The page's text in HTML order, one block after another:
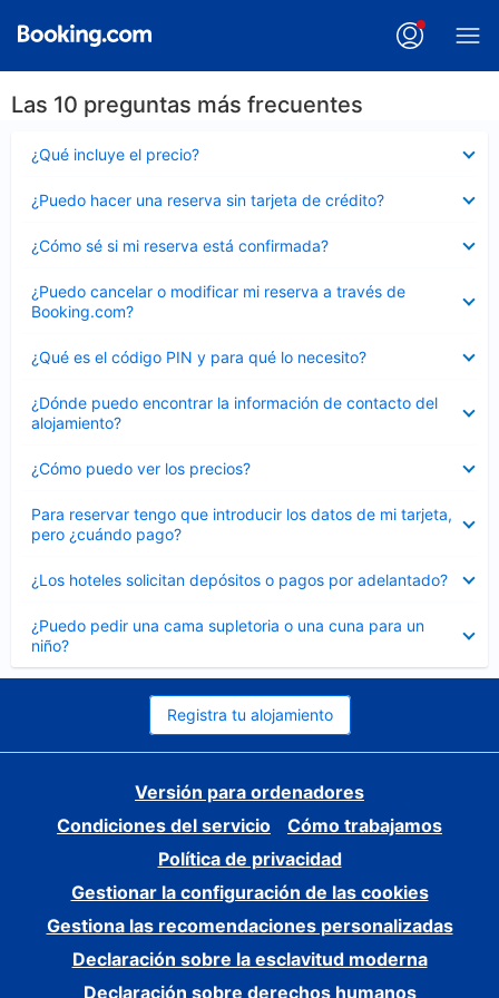
Las 10 preguntas más frecuentes
¿Qué incluye el precio?
cerrado
¿Puedo hacer una reserva sin tarjeta de crédito?
cerrado
¿Cómo sé si mi reserva está confirmada?
cerrado
¿Puedo cancelar o modificar mi reserva a través de
Booking.com?
cerrado
¿Qué es el código PIN y para qué lo necesito?
cerrado
¿Dónde puedo encontrar la información de contacto del
alojamiento?
cerrado
¿Cómo puedo ver los precios?
cerrado
Para reservar tengo que introducir los datos de mi tarjeta,
pero ¿cuándo pago?
cerrado
¿Los hoteles solicitan depósitos o pagos por adelantado?
cerrado
¿Puedo pedir una cama supletoria o una cuna para un
niño?
cerrado
Registra tu alojamiento
Versión para ordenadores
Condiciones del servicio
Cómo trabajamos
Política de privacidad
Gestionar la configuración de las cookies
Gestiona las recomendaciones personalizadas
Declaración sobre la esclavitud moderna
Declaración sobre derechos humanos